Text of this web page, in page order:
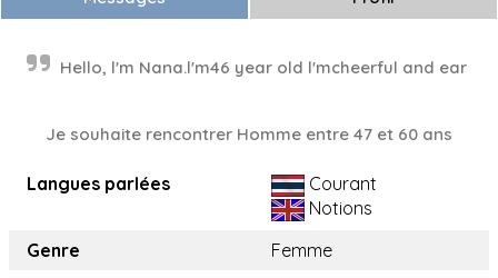
Hello, l'm Nana.l'm46 year old l'mcheerful and ear
Je souhaite rencontrer Homme entre 47 et 60 ans
Langues parlées
Courant
Notions
Genre
Femme